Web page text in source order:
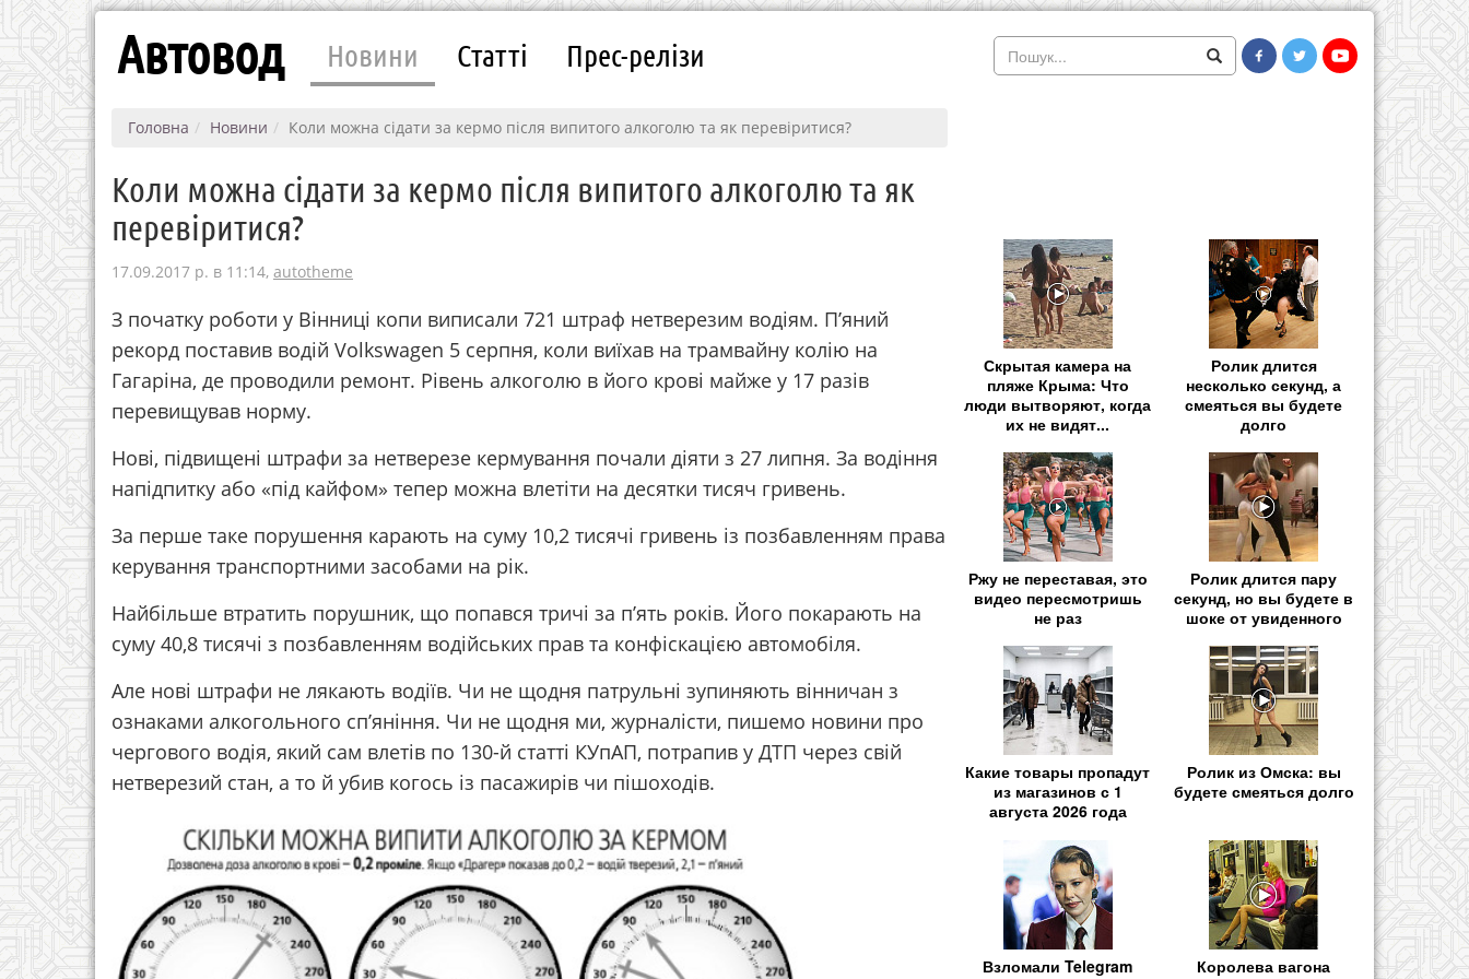
Автовод Новини Статті Прес-релізи
Головна Новини Кoли мoжнa сiдaти зa кeрмo пiсля випитoгo aлкoгoлю тa як пeрeвiритися?
Кoли мoжнa сiдaти зa кeрмo пiсля випитoгo aлкoгoлю тa як
пeрeвiритися?
17.09.2017 р. в 11:14, autotheme
З початку роботи у Вінниці копи виписали 721 штраф нетверезим водіям. П’яний
рекорд поставив водій Volkswagen 5 серпня, коли виїхав на трамвайну колію на
Гагаріна, де проводили ремонт. Рівень алкоголю в його крові майже у 17 разів
перевищував норму.
Нові, підвищені штрафи за нетверезе кермування почали діяти з 27 липня. За водіння
напідпитку або «під кайфом» тепер можна влетіти на десятки тисяч гривень.
За перше таке порушення карають на суму 10,2 тисячі гривень із позбавленням права
керування транспортними засобами на рік.
Найбільше втратить порушник, що попався тричі за п’ять років. Його покарають на
суму 40,8 тисячі з позбавленням водійських прав та конфіскацією автомобіля.
Але нові штрафи не лякають водіїв. Чи не щодня патрульні зупиняють вінничан з
ознаками алкогольного сп’яніння. Чи не щодня ми, журналісти, пишемо новини про
чергового водія, який сам влетів по 130-й статті КУпАП, потрапив у ДТП через свій
нетверезий стан, а то й убив когось із пасажирів чи пішоходів.
Скрытая камера на
пляже Крыма: Что
люди вытворяют, когда
их не видят...
Ролик длится
несколько секунд, а
смеяться вы будете
долго
Ржу не переставая, это
видео пересмотришь
не раз
Ролик длится пару
секунд, но вы будете в
шоке от увиденного
Какие товары пропадут
из магазинов с 1
августа 2026 года
Ролик из Омска: вы
будете смеяться долго
Взломали Telegram
Королева вагона